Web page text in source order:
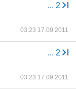
... 2
03:23 17.09.2011
... 2
03:23 17.09.2011